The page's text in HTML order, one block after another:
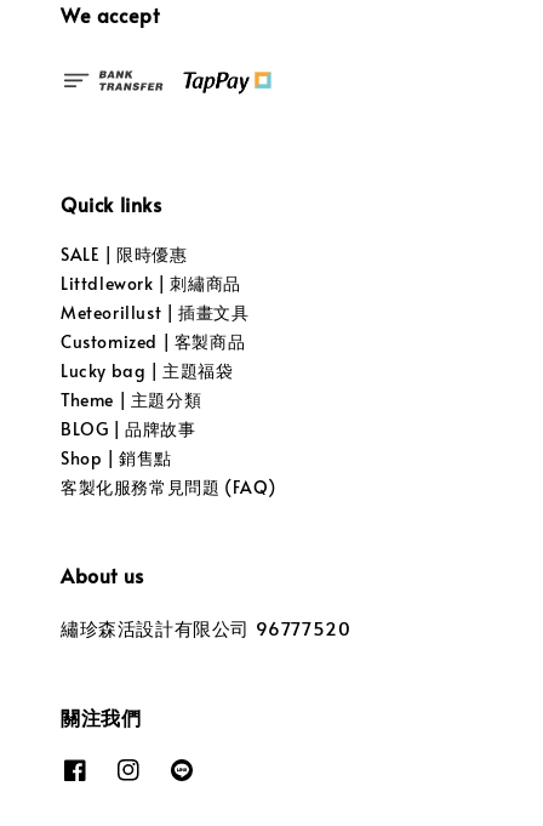
We accept
Quick links
SALE | 限時優惠
Littdlework | 刺繡商品
Meteorillust | 插畫文具
Customized | 客製商品
Lucky bag | 主題福袋
Theme | 主題分類
BLOG | 品牌故事
Shop | 銷售點
客製化服務常見問題 (FAQ)
About us
繡珍森活設計有限公司 96777520
關注我們